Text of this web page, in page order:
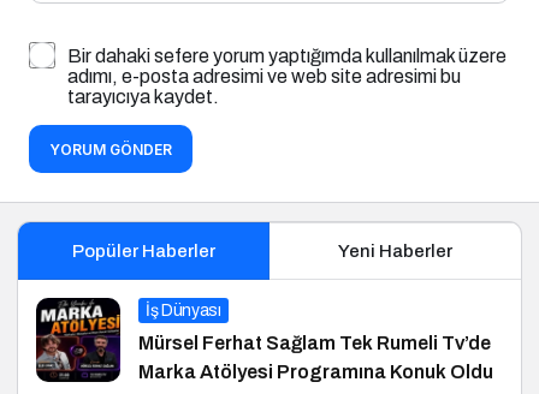
Bir dahaki sefere yorum yaptığımda kullanılmak üzere
adımı, e-posta adresimi ve web site adresimi bu
tarayıcıya kaydet.
YORUM GÖNDER
Popüler Haberler Yeni Haberler
İş Dünyası
Mürsel Ferhat Sağlam Tek Rumeli Tv’de
Marka Atölyesi Programına Konuk Oldu